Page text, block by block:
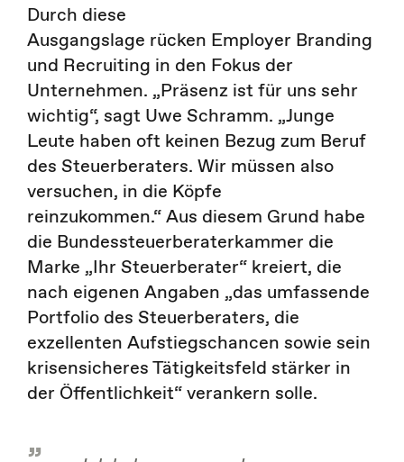
Durch diese
Ausgangslage rücken Employer Branding
und Recruiting in den Fokus der
Unternehmen. „Präsenz ist für uns sehr
wichtig“, sagt Uwe Schramm. „Junge
Leute haben oft keinen Bezug zum Beruf
des Steuerberaters. Wir müssen also
versuchen, in die Köpfe
reinzukommen.“ Aus diesem Grund habe
die Bundessteuerberaterkammer die
Marke „Ihr Steuerberater“ kreiert, die
nach eigenen Angaben „das umfassende
Portfolio des Steuerberaters, die
exzellenten Aufstiegschancen sowie sein
krisensicheres Tätigkeitsfeld stärker in
der Öffentlichkeit“ verankern solle.